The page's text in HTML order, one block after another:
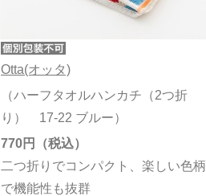
Otta(オッタ)
（ハーフタオルハンカチ（2つ折
り） 17-22 ブルー）
二つ折りでコンパクト、楽しい色柄
で機能性も抜群
770円